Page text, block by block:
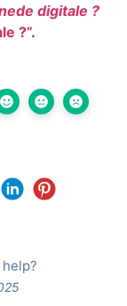
digitale ?
?”.